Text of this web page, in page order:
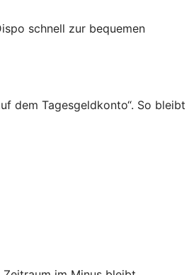
schnell zur bequemen
dem Tagesgeldkonto“. So bleibt